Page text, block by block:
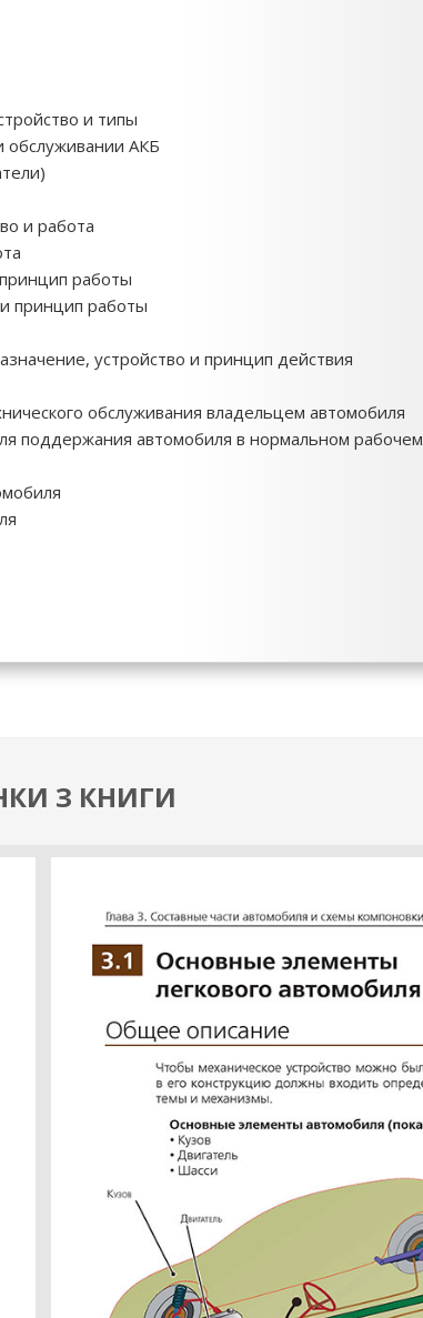
и типы
обслуживании АКБ
и работа
работы
принцип работы
устройство и принцип действия
обслуживания владельцем автомобиля
поддержания автомобиля в нормальном рабочем
З КНИГИ